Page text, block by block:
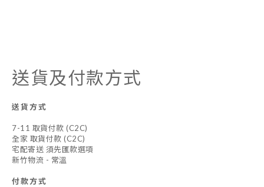
送貨及付款方式
送貨方式
7-11 取貨付款 (C2C)
全家 取貨付款 (C2C)
宅配寄送 須先匯款選項
新竹物流 - 常溫
付款方式